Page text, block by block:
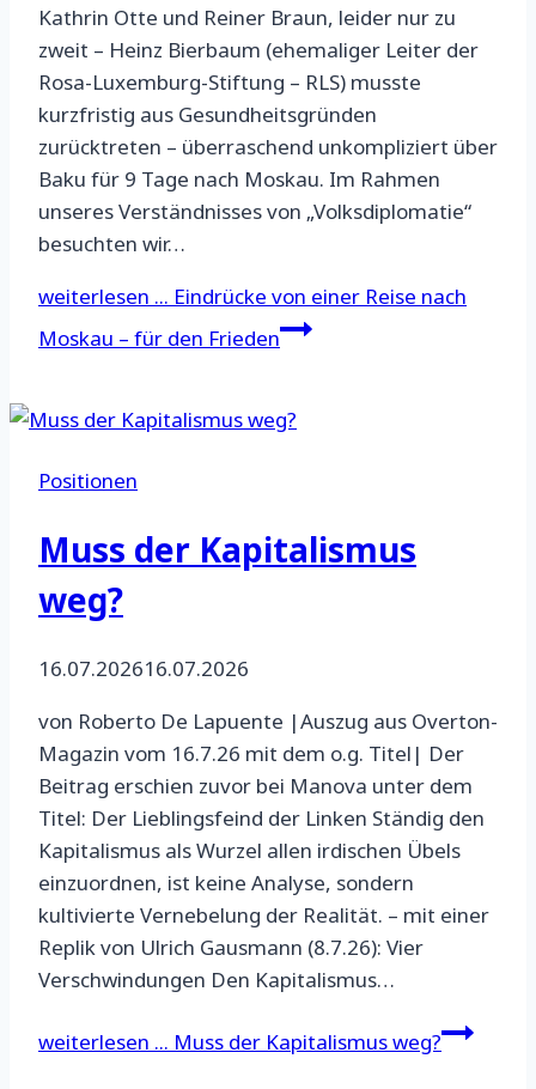
Kathrin Otte und Reiner Braun, leider nur zu
zweit – Heinz Bierbaum (ehemaliger Leiter der
Rosa-Luxemburg-Stiftung – RLS) musste
kurzfristig aus Gesundheitsgründen
zurücktreten – überraschend unkompliziert über
Baku für 9 Tage nach Moskau. Im Rahmen
unseres Verständnisses von „Volksdiplomatie“
besuchten wir…
weiterlesen ... Eindrücke von einer Reise nach
Moskau – für den Frieden
Positionen
Muss der Kapitalismus
weg?
16.07.202616.07.2026
von Roberto De Lapuente |Auszug aus Overton-
Magazin vom 16.7.26 mit dem o.g. Titel| Der
Beitrag erschien zuvor bei Manova unter dem
Titel: Der Lieblingsfeind der Linken Ständig den
Kapitalismus als Wurzel allen irdischen Übels
einzuordnen, ist keine Analyse, sondern
kultivierte Vernebelung der Realität. – mit einer
Replik von Ulrich Gausmann (8.7.26): Vier
Verschwindungen Den Kapitalismus…
weiterlesen ... Muss der Kapitalismus weg?